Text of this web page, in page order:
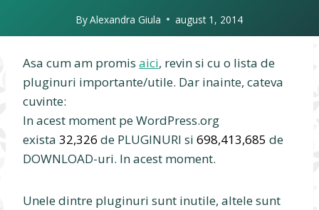
ByAlexandra Giula august 1, 2014
Asa cum am promis aici, revin si cu o lista de
pluginuri importante/utile. Dar inainte, cateva
cuvinte:
In acest moment pe WordPress.org
exista 32,326 de PLUGINURI si 698,413,685 de
DOWNLOAD-uri. In acest moment.
Unele dintre pluginuri sunt inutile, altele sunt